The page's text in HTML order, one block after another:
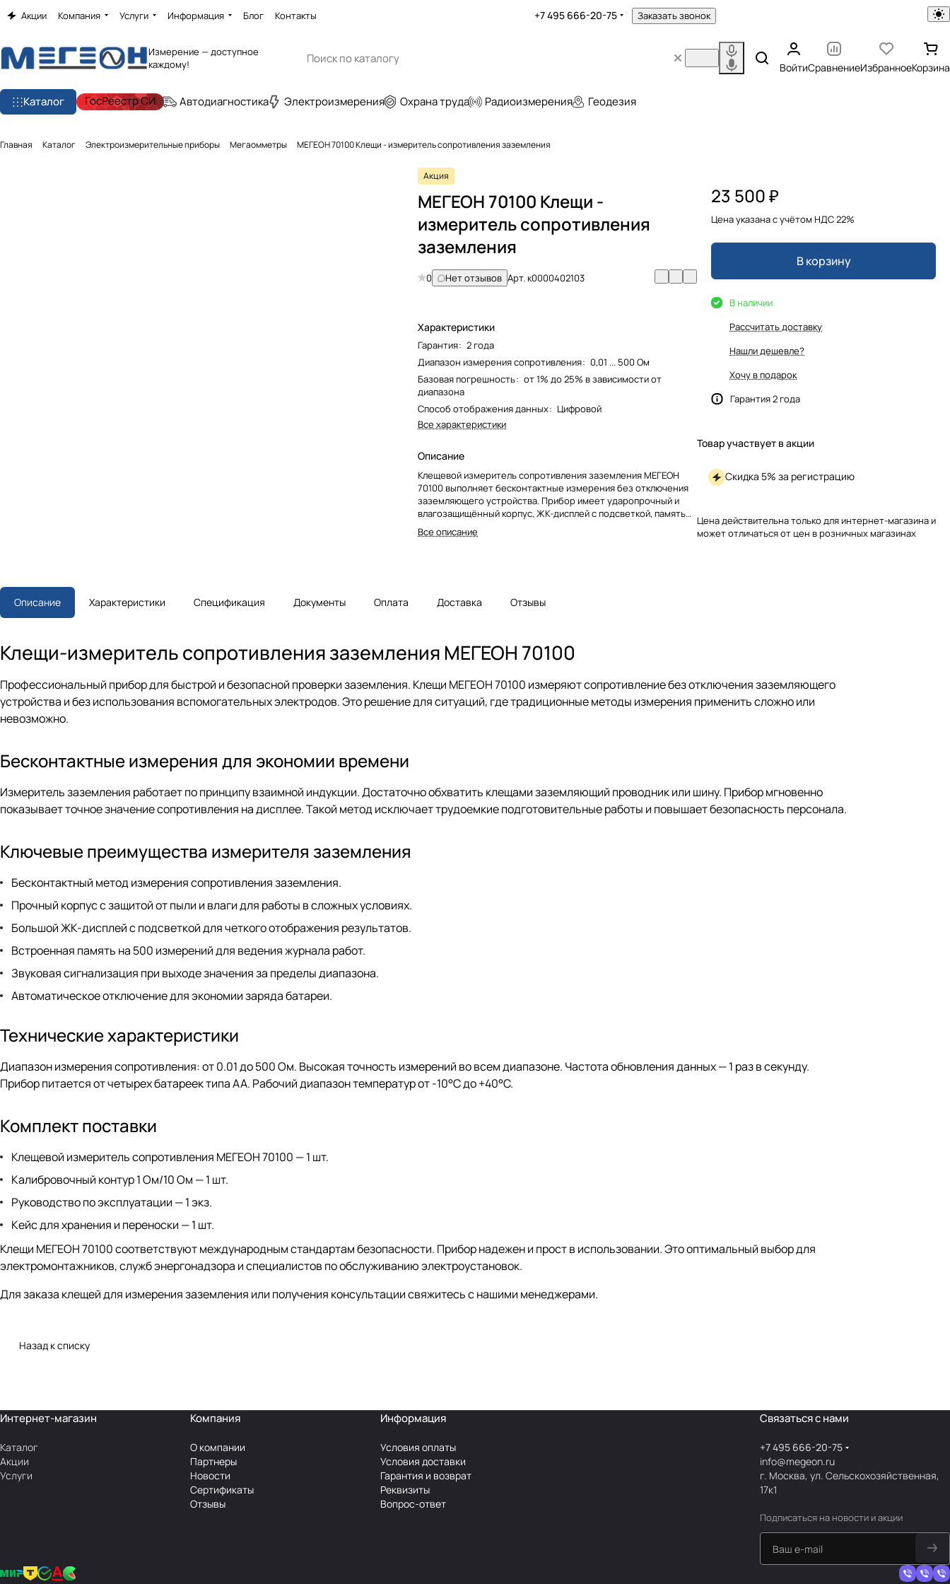
Акции Компания Услуги Информация Блог Контакты +7 495 666-20-75 Заказать звонок
Измерение — доступное
каждому!
ВойтиСравнениеИзбранноеКорзина
Каталог ГосРеестр СИ Автодиагностика Электроизмерения Охрана труда Радиоизмерения Геодезия
Главная Каталог Электроизмерительные приборы Мегаомметры МЕГЕОН 70100 Клещи - измеритель сопротивления заземления
Акция
МЕГЕОН 70100 Клещи -
измеритель сопротивления
заземления
0 Нет отзывов Арт.к0000402103
Характеристики
Гарантия: 2 года
Диапазон измерения сопротивления: 0,01 ... 500 Ом
Базовая погрешность: от 1% до 25% в зависимости от
диапазона
Способ отображения данных: Цифровой
Все характеристики
Описание
Клещевой измеритель сопротивления заземления МЕГЕОН
70100 выполняет бесконтактные измерения без отключения
заземляющего устройства. Прибор имеет ударопрочный и
влагозащищённый корпус, ЖК-дисплей с подсветкой, память
для сохранения тестов и звуковое оповещение. Работает на
автономном питании.
Все описание
23 500 ₽
Цена указана с учётом НДС 22%
В корзину
В наличии
Рассчитать доставку
Нашли дешевле?
Хочу в подарок
Гарантия 2 года
Товар участвует в акции
Скидка 5% за регистрацию
Цена действительна только для интернет-магазина и
может отличаться от цен в розничных магазинах
Описание Характеристики Спецификация Документы Оплата Доставка Отзывы
Клещи-измеритель сопротивления заземления МЕГЕОН 70100
Профессиональный прибор для быстрой и безопасной проверки заземления. Клещи МЕГЕОН 70100 измеряют сопротивление без отключения заземляющего
устройства и без использования вспомогательных электродов. Это решение для ситуаций, где традиционные методы измерения применить сложно или
невозможно.
Бесконтактные измерения для экономии времени
Измеритель заземления работает по принципу взаимной индукции. Достаточно обхватить клещами заземляющий проводник или шину. Прибор мгновенно
показывает точное значение сопротивления на дисплее. Такой метод исключает трудоемкие подготовительные работы и повышает безопасность персонала.
Ключевые преимущества измерителя заземления
Бесконтактный метод измерения сопротивления заземления.
Прочный корпус с защитой от пыли и влаги для работы в сложных условиях.
Большой ЖК-дисплей с подсветкой для четкого отображения результатов.
Встроенная память на 500 измерений для ведения журнала работ.
Звуковая сигнализация при выходе значения за пределы диапазона.
Автоматическое отключение для экономии заряда батареи.
Технические характеристики
Диапазон измерения сопротивления: от 0.01 до 500 Ом. Высокая точность измерений во всем диапазоне. Частота обновления данных — 1 раз в секунду.
Прибор питается от четырех батареек типа АА. Рабочий диапазон температур от -10°C до +40°C.
Комплект поставки
Клещевой измеритель сопротивления МЕГЕОН 70100 — 1 шт.
Калибровочный контур 1 Ом/10 Ом — 1 шт.
Руководство по эксплуатации — 1 экз.
Кейс для хранения и переноски — 1 шт.
Клещи МЕГЕОН 70100 соответствуют международным стандартам безопасности. Прибор надежен и прост в использовании. Это оптимальный выбор для
электромонтажников, служб энергонадзора и специалистов по обслуживанию электроустановок.
Для заказа клещей для измерения заземления или получения консультации свяжитесь с нашими менеджерами.
Назад к списку
Интернет-магазин
Каталог
Акции
Услуги
Компания
О компании
Партнеры
Новости
Сертификаты
Отзывы
Информация
Условия оплаты
Условия доставки
Гарантия и возврат
Реквизиты
Вопрос-ответ
Связаться с нами
+7 495 666-20-75
info@megeon.ru
г. Москва, ул. Сельскохозяйственная,
17к1
Подписаться на новости и акции